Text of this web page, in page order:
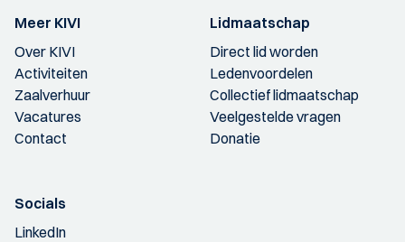
Meer KIVI
Over KIVI
Activiteiten
Zaalverhuur
Vacatures
Contact
Lidmaatschap
Direct lid worden
Ledenvoordelen
Collectief lidmaatschap
Veelgestelde vragen
Donatie
Socials
LinkedIn